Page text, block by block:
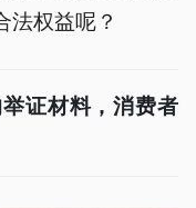
法权益呢？
证材料，消费者